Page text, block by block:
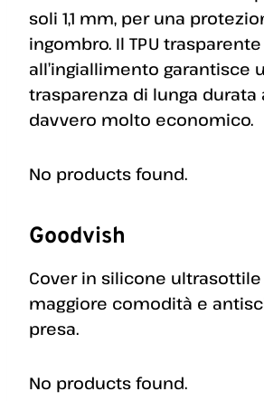
soli 1,1 mm, per una
ingombro. Il TPU
all’ingiallimento garantisce
trasparenza di lunga durata
davvero molto economico.
No products found.
Goodvish
Cover in silicone
maggiore comodità e
presa.
No products found.